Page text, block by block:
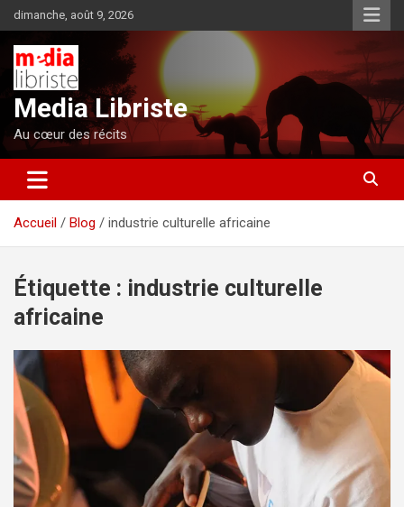
Aller
au
contenu
dimanche, août 9, 2026
Media Libriste
Au cœur des récits
Accueil Blog industrie culturelle africaine
Étiquette : industrie culturelle
africaine